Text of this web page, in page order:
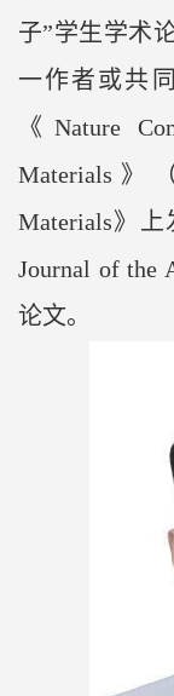
子”学生学术
一作者或共
《 Nature
Materials 》（
Materials》上
Journal of the
论文。